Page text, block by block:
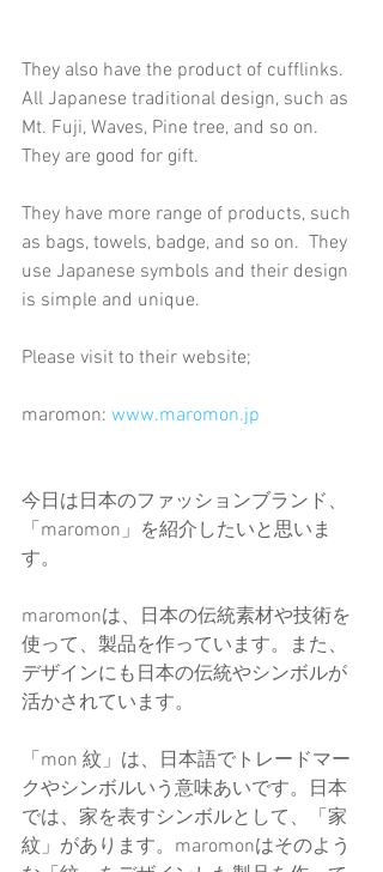
They also have the product of cufflinks.
All Japanese traditional design, such as
Mt. Fuji, Waves, Pine tree, and so on.
They are good for gift.
They have more range of products, such
as bags, towels, badge, and so on.  They
use Japanese symbols and their design
is simple and unique.
Please visit to their website;
maromon: www.maromon.jp
今日は日本のファッションブランド、
「maromon」を紹介したいと思いま
す。
maromonは、日本の伝統素材や技術を
使って、製品を作っています。また、
デザインにも日本の伝統やシンボルが
活かされています。
「mon 紋」は、日本語でトレードマー
クやシンボルいう意味あいです。日本
では、家を表すシンボルとして、「家
紋」があります。maromonはそのよう